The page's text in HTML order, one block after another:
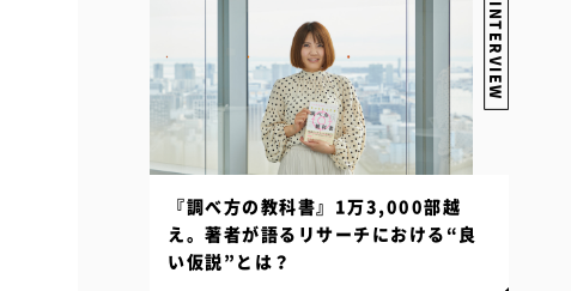
INTERVIEW
『調べ方の教科書』1万3,000部越
え。著者が語るリサーチにおける“良
い仮説”とは？